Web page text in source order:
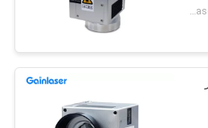
Please inquire individually MOQ:1